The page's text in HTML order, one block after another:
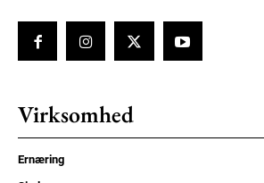
Virksomhed
Ernæring